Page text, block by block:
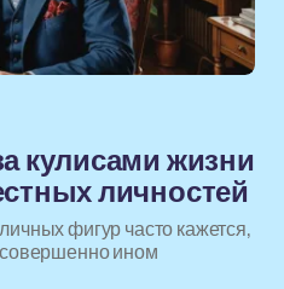
кулисами жизни
личностей
фигур часто кажется,
совершенно ином